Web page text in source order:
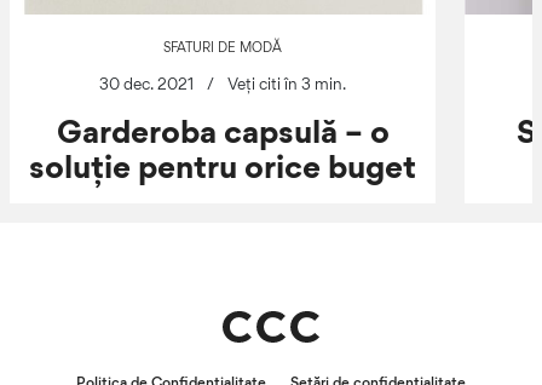
SFATURI DE MODĂ
30 dec. 2021 / Veți citi în 3 min.
Garderoba capsulă – o
soluție pentru orice buget